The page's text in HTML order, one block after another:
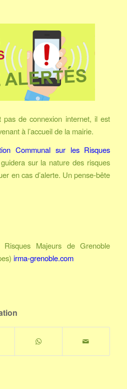
pas de connexion internet, il est
à l’accueil de la mairie.
Communal sur les Risques
sur la nature des risques
en cas d’alerte. Un pense-bête
Majeurs de Grenoble
irma-grenoble.com